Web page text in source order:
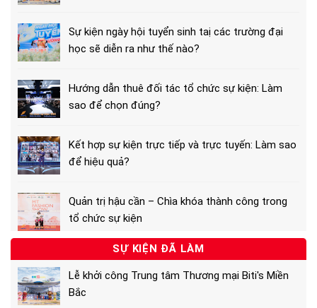
Sự kiện ngày hội tuyển sinh taị các trường đại
học sẽ diễn ra như thế nào?
Hướng dẫn thuê đối tác tổ chức sự kiện: Làm
sao để chọn đúng?
Kết hợp sự kiện trực tiếp và trực tuyến: Làm sao
để hiệu quả?
Quản trị hậu cần – Chìa khóa thành công trong
tổ chức sự kiện
SỰ KIỆN ĐÃ LÀM
Lễ khởi công Trung tâm Thương mại Biti's Miền
Bắc